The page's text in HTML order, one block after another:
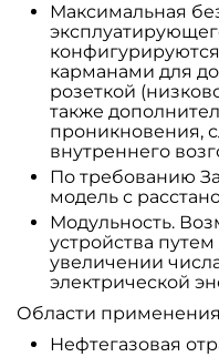
Максимальная
карманами для
розеткой
также
проникновения,
внутреннего
По требованию
модель с
Модульность.
устройства
увеличении
электрической
Области
Нефтегазовая